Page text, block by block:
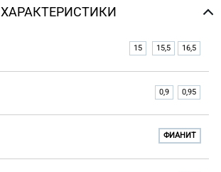
ХАРАКТЕРИСТИКИ
15 15,5 16,5
0,9 0,95
ФИАНИТ